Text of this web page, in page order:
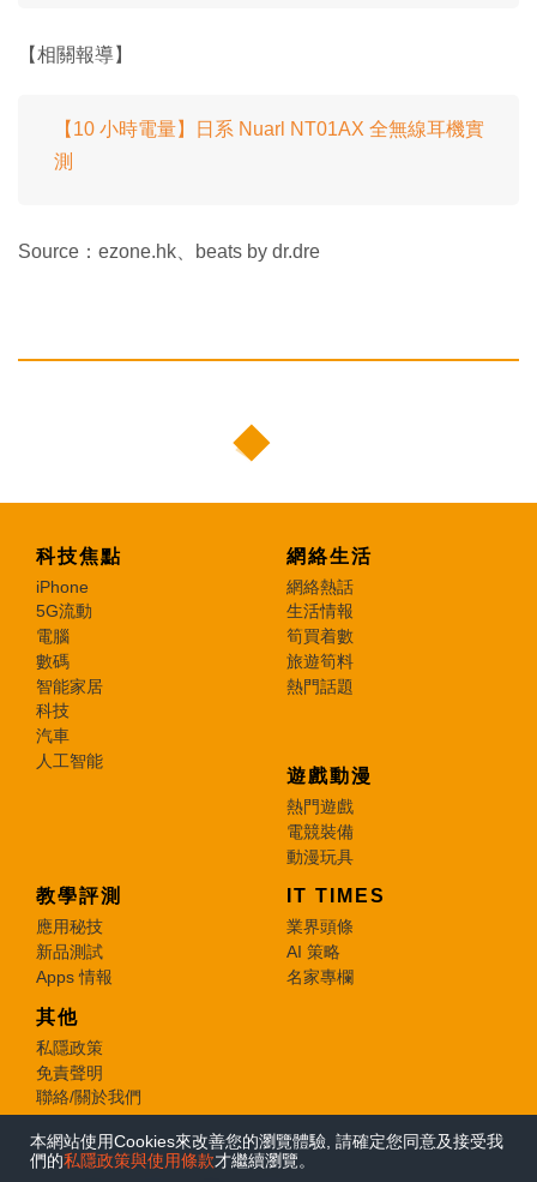
本網站使用Cookies來改善您的瀏覽體驗, 請確定您同意及接受我
們的私隱政策與使用條款才繼續瀏覽。
【相關報導】
【10 小時電量】日系 Nuarl NT01AX 全無線耳機實
測
Source：ezone.hk、beats by dr.dre
科技焦點
iPhone
5G流動
電腦
數碼
智能家居
科技
汽車
人工智能
網絡生活
網絡熱話
生活情報
筍買着數
旅遊筍料
熱門話題
遊戲動漫
熱門遊戲
電競裝備
動漫玩具
教學評測
應用秘技
新品測試
Apps 情報
IT TIMES
業界頭條
AI 策略
名家專欄
其他
私隱政策
免責聲明
聯絡/關於我們
© 2026 e-zone. All Rights Reserved.